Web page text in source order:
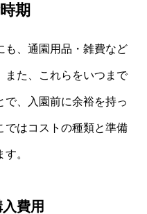
期
も、通園用品・雑費など
また、これらをいつまで
で、入園前に余裕を持っ
ではコストの種類と準備
。
費用